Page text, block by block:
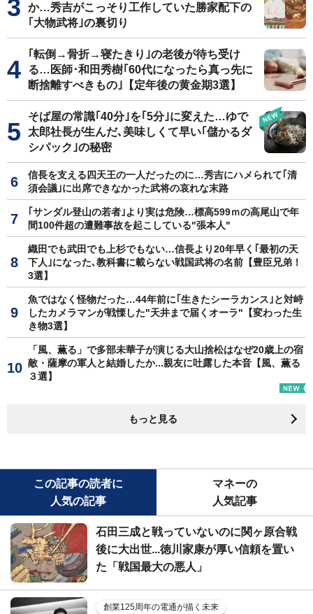
か…秀吉がこっそり工作していた勝家配下の
｢大物武将｣の裏切り
｢転倒→骨折→寝たきり｣の老後が待ち受け
る…医師･和田秀樹｢60代になったら真っ先に
断捨離すべきもの｣【定年後の黄金期3選】
そば屋の常識｢40分｣を｢5分｣に変えた…ゆで
太郎社長が生んだ､美味しくて早い｢儲かるダ
シパック｣の秘密
信長を支える四天王の一人だったのに…秀吉にハメられて｢清
須会議｣に出席できなかった武将の哀れな末路
｢サンダル登山の若者｣より実は危険…標高599ｍの高尾山で年
間100件超の遭難事故を起こしている"張本人"
織田でも武田でも上杉でもない…信長より20年早く｢最初の天
下人｣になった､教科書に載らない戦国武将の名前【豊臣兄弟！
3選】
魚ではなく怪物だった…44年前に｢生きたシーラカンス｣と対峙
したカメラマンが戦慄した"天井まで届くオーラ"【変わった生
き物3選】
「風、薫る」で多部未華子が演じる大山捨松はなぜ20歳上の宿
敵・薩摩の軍人と結婚したか...親友に吐露した本音【風、薫る
３選】
もっと見る
この記事の読者に
人気の記事
マネーの
人気記事
石田三成と戦っていないのに関ヶ原合戦
後に大出世...徳川家康が厚い信頼を置い
た「戦国最大の悪人」
創業125周年の電通が描く未来